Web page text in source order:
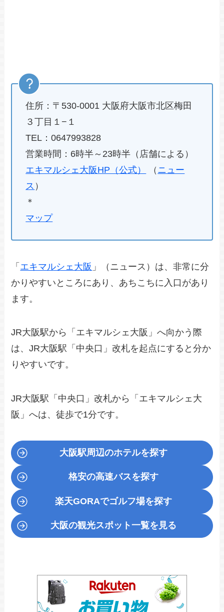
住所：〒530-0001 大阪府大阪市北区梅田
３丁目１−１
TEL：0647993828
営業時間：6時半～23時半（店舗による）
エキマルシェ大阪HP（公式）
（ ニュー
ス ）
＊
マップ
「 エキマルシェ大阪 」（ニュース）は、非常に分
かりやすいところにあり、あちこちに入口があり
ます。
JR大阪駅から「エキマルシェ大阪」へ向かう際
は、JR大阪駅「中央口」改札を起点にすると分か
りやすいです。
JR大阪駅「中央口」改札から「エキマルシェ大
阪」へは、徒歩で1分です。
大阪駅周辺のホテルを探す
格安の高速バスを探す
楽天GORAでゴルフ場を探す
大阪の観光スポット一覧を見る